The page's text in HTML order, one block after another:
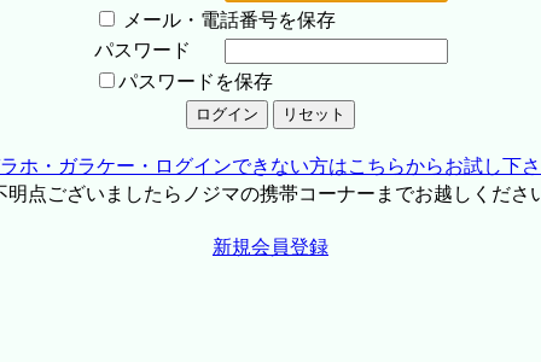
メール・電話番号を保存
パスワード
パスワードを保存
ホ・ガラケー・ログインできない方はこちらからお試し下
点ございましたらノジマの携帯コーナーまでお越しくださ
新規会員登録